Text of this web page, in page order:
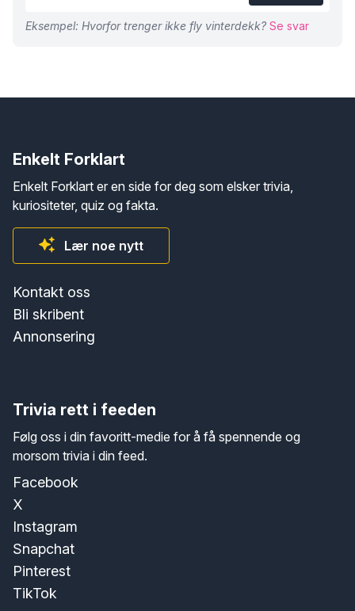
Eksempel: Hvorfor trenger ikke fly vinterdekk? Se svar
Enkelt Forklart
Enkelt Forklart er en side for deg som elsker trivia,
kuriositeter, quiz og fakta.
Lær noe nytt
Kontakt oss
Bli skribent
Annonsering
Trivia rett i feeden
Følg oss i din favoritt-medie for å få spennende og
morsom trivia i din feed.
Facebook
X
Instagram
Snapchat
Pinterest
TikTok